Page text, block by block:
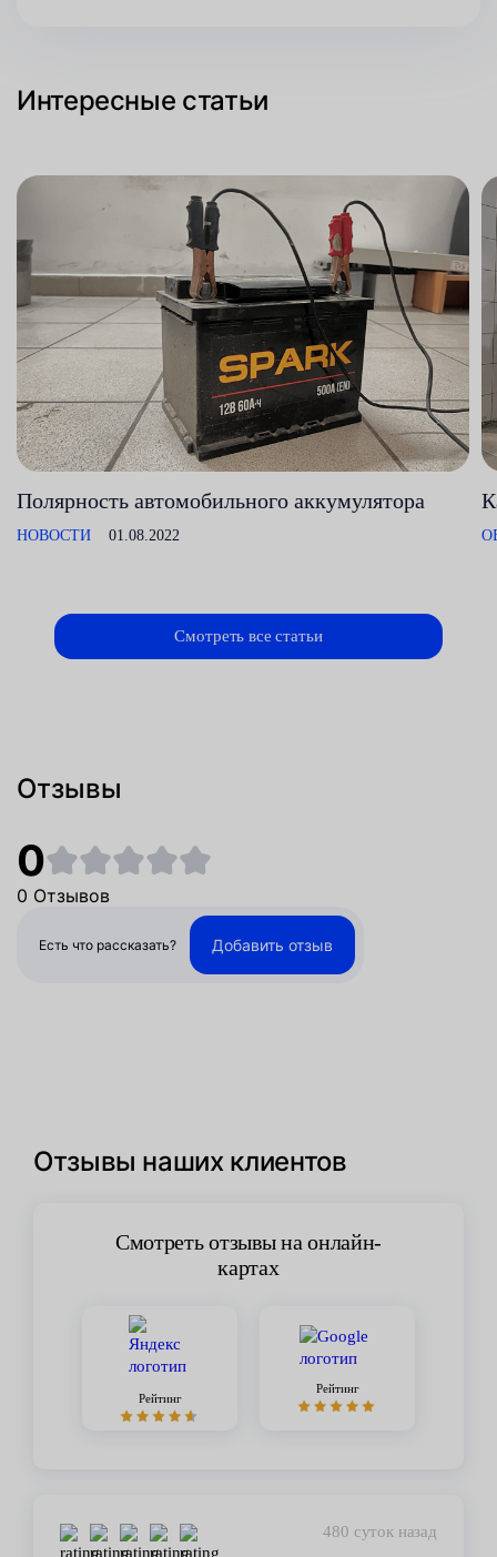
Интересные статьи
Полярность автомобильного аккумулятора
НОВОСТИ 01.08.2022
Смотреть все статьи
Отзывы
0
0 Отзывов
Есть что рассказать? Добавить отзыв
Отзывы наших клиентов
Смотреть отзывы на онлайн-
картах
Рейтинг
Рейтинг
480 суток назад